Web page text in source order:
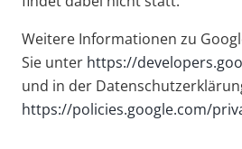
Weitere Informationen zu
Sie unter https://
und in der
https://policies.google.com/